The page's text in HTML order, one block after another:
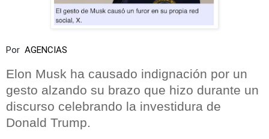
Por AGENCIAS
Elon Musk ha causado indignación por un
gesto alzando su brazo que hizo durante un
discurso celebrando la investidura de
Donald Trump.